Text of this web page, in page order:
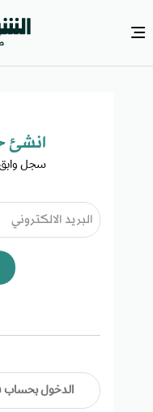
انشئ
سجل وابق
الدخول بحساب